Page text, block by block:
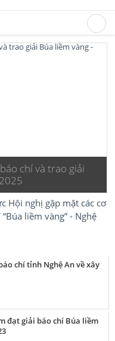
chí và trao giải
Hội nghị gặp mặt các cơ
liềm vàng” - Nghệ
chí tỉnh Nghệ An về xây
đạt giải báo chí Búa liềm